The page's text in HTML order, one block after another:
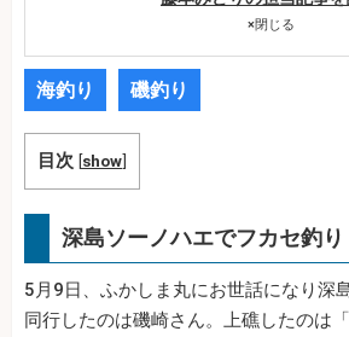
×閉じる
海釣り 磯釣り
目次 [show]
深島ソーノハエでフカセ釣り
5月9日、ふかしま丸にお世話になり深
同行したのは磯崎さん。上礁したのは